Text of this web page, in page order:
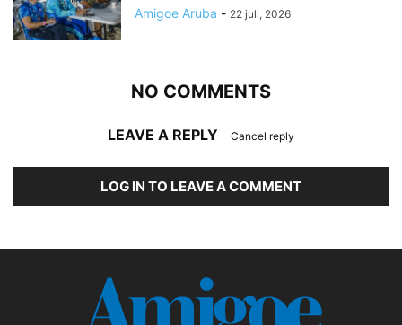
Amigoe Aruba - 22 juli, 2026
NO COMMENTS
LEAVE A REPLY Cancel reply
LOG IN TO LEAVE A COMMENT